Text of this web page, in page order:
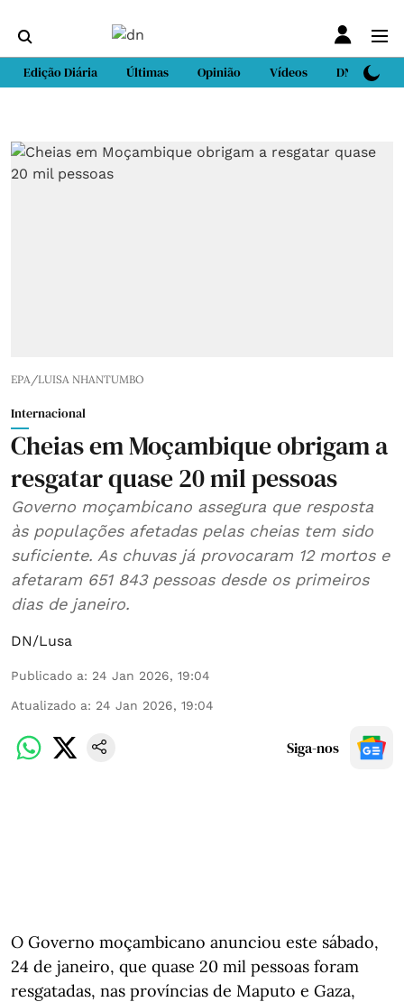
Edição Diária Últimas Opinião Vídeos DN Sport
EPA/LUISA NHANTUMBO
Internacional
Cheias em Moçambique obrigam a
resgatar quase 20 mil pessoas
Governo moçambicano assegura que resposta
às populações afetadas pelas cheias tem sido
suficiente. As chuvas já provocaram 12 mortos e
afetaram 651 843 pessoas desde os primeiros
dias de janeiro.
DN/Lusa
Publicado a: 24 Jan 2026, 19:04
Atualizado a: 24 Jan 2026, 19:04
Siga-nos
O Governo moçambicano anunciou este sábado,
24 de janeiro, que quase 20 mil pessoas foram
resgatadas, nas províncias de Maputo e Gaza,